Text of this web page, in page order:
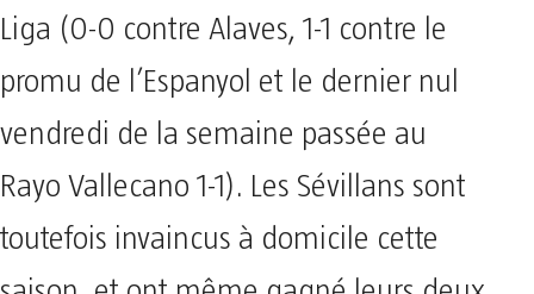
Liga (0-0 contre Alaves, 1-1 contre le
promu de l’Espanyol et le dernier nul
vendredi de la semaine passée au
Rayo Vallecano 1-1). Les Sévillans sont
toutefois invaincus à domicile cette